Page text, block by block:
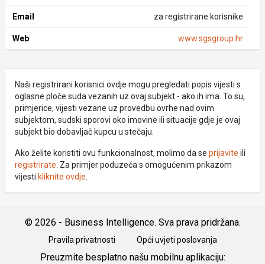
Email za registrirane korisnike
Web www.sgsgroup.hr
Naši registrirani korisnici ovdje mogu pregledati popis vijesti s
oglasne ploče suda vezanih uz ovaj subjekt - ako ih ima. To su,
primjerice, vijesti vezane uz provedbu ovrhe nad ovim
subjektom, sudski sporovi oko imovine ili situacije gdje je ovaj
subjekt bio dobavljač kupcu u stečaju.
Ako želite koristiti ovu funkcionalnost, molimo da se prijavite ili
registrirate . Za primjer poduzeća s omogućenim prikazom
vijesti kliknite ovdje
© 2026 - Business Intelligence. Sva prava pridržana.
Pravila privatnosti Opći uvjeti poslovanja
Preuzmite besplatno našu mobilnu aplikaciju: